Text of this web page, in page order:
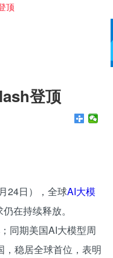
顶
登顶
24日），全球AI大模
在持续释放。
同期美国AI大模型周
稳居全球首位，表明